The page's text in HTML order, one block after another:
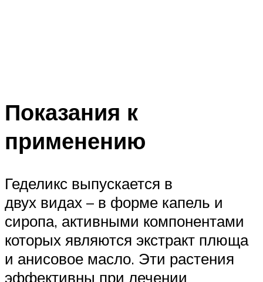
Показания к
применению
Геделикс выпускается в
двух видах – в форме капель и
сиропа, активными компонентами
которых являются экстракт плюща
и анисовое масло. Эти растения
эффективны при лечении